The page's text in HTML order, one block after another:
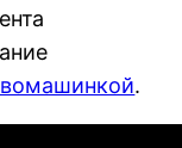
.